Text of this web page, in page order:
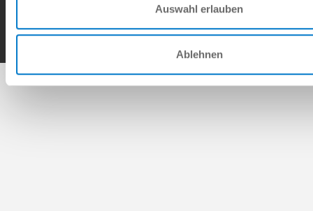
Auswahl erlauben
Ablehnen
Copyright © ZIMMER GROUP 2026